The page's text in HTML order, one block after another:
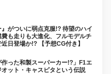
』がついに弱点克服!? 待望のハイ
も走りも大進化、フルモデルチ
日登場か!? 【予想CG付き】
作った和製スーパーカー!?」F1エ
ット・キャスピタという伝説